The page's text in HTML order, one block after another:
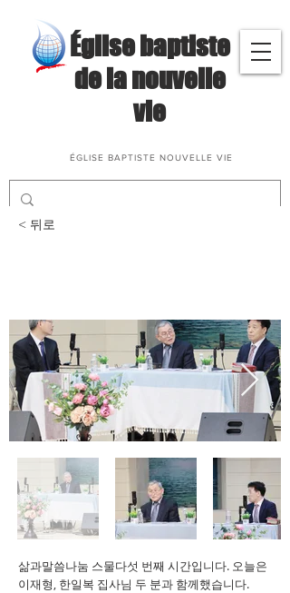
​Église baptiste
de la nouvelle
vie
ÉGLISE BAPTISTE NOUVELLE VIE
< 뒤로
삶과말씀나눔 스물다섯 번째 시간입니다. 오늘은
이재형, 한일복 집사님 두 분과 함께했습니다.